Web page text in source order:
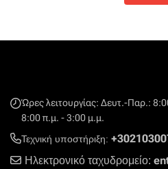
Ώρες λειτουργίας: Δευτ.-Παρ.:
8:00 π.μ. - 3:00 μ.μ.
Τεχνική υποστήριξη:
Ηλεκτρονικό ταχυδρομείο: